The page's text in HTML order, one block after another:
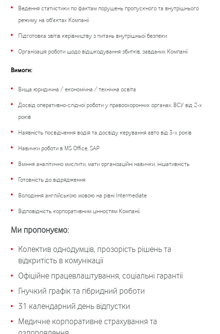
Ведення статистики по фактам порушень пропускного та внутрішнього
режиму на об'єктах Компанії
Підготовка звітів керівництву з питань внутрішньої безпеки
Організація роботи щодо відшкодування збитків, завданих Компанії
Вимоги:
Вища юридична / економічна / технічна освіта
Досвід оперативно-слідчої роботи у правоохоронних органах, ВСУ від 2-х
років
Наявність посвідчення водія та досвіду керування авто від 3-х років
Навички роботи в MS Office, SAР
Вміння аналітично мислити, мати організаційні навички, ініціативність
Готовність до відрядження
Володіння англійською мовою на рівні Intermediate
Відповідність корпоративним цінностям Компанії.
Ми пропонуємо:
Колектив однодумців, прозорість рішень та
відкритість в комунікації
Офіційне працевлаштування, соціальні гарантії
Гнучкий графік та гібридний роботи
31 календарний день відпустки
Медичне корпоративне страхування та